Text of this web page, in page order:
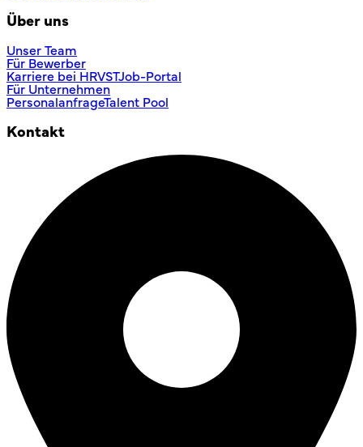
Über uns
Unser Team
Für Bewerber
Karriere bei HRVSTJob-Portal
Für Unternehmen
PersonalanfrageTalent Pool
Kontakt